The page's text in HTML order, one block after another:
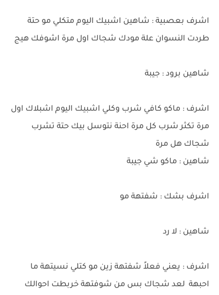
اشرف بعصبية : شاهين اشبيك اليوم متكلي مو حتة
طردت النسوان علة مودك شجاك اول مرة اشوفك هيج
شاهين برود : جيبة
اشرف : ماكو كافي شرب وكلي اشبيك اليوم اشبلاك اول
مرة تكثر شرب كل مرة احنة نتوسل بيك حتة تشرب
شجاك هل مرة
شاهين : ماكو شي جيبة
اشرف بشك : شفتهة مو
شاهين : لا رد
اشرف : يعني فعلاً شفتهة زين مو كتلي نسيتهة ما
احبهة لعد شجاك بس من شوفتهة خربطت احوالك